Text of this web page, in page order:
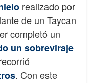
realizado por
de un Taycan
completó un
un sobreviraje
. Con este